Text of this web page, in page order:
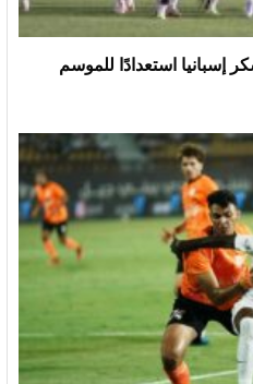
إسبانيا استعدادًا للموسم